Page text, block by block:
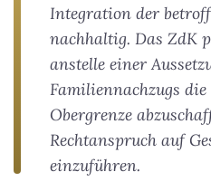
Integration der
nachhaltig. Das ZdK
anstelle einer
Familiennachzugs
Obergrenze
Rechtanspruch auf
einzuführen.